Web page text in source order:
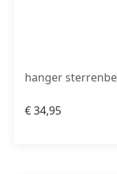
hanger
€34,95